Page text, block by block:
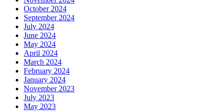
October 2024
September 2024
July 2024
June 2024
May 2024
April 2024
March 2024
February 2024
January 2024
November 2023
July 2023
May 2023